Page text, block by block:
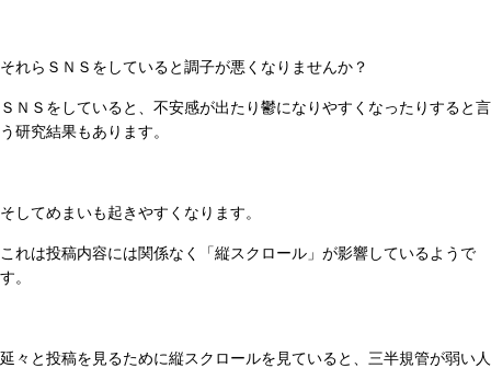
それらＳＮＳをしていると調子が悪くなりませんか？
ＳＮＳをしていると、不安感が出たり鬱になりやすくなったりすると言
う研究結果もあります。
そしてめまいも起きやすくなります。
これは投稿内容には関係なく「縦スクロール」が影響しているようで
す。
延々と投稿を見るために縦スクロールを見ていると、三半規管が弱い人